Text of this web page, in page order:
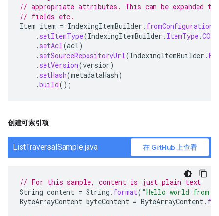
// appropriate attributes. This can be expanded to
// fields etc.
Item item = IndexingItemBuilder . fromConfiguration
. setItemType(IndexingItemBuilder . ItemType.
. setAcl(acl)
. setSourceRepositoryUrl(IndexingItemBuilder .
. setVersion(version)
. setHash(metadataHash)
.build();
创建可索引项
ListTraversalSample.java 在 GitHub 上查看
// For this sample, content is just plain text
String content = String . format( "Hello world from
ByteArrayContent byteContent = ByteArrayContent.